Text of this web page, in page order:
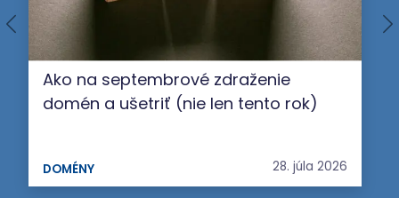
Ako na septembrové zdraženie
domén a ušetriť (nie len tento rok)
DOMÉNY 28. júla 2026